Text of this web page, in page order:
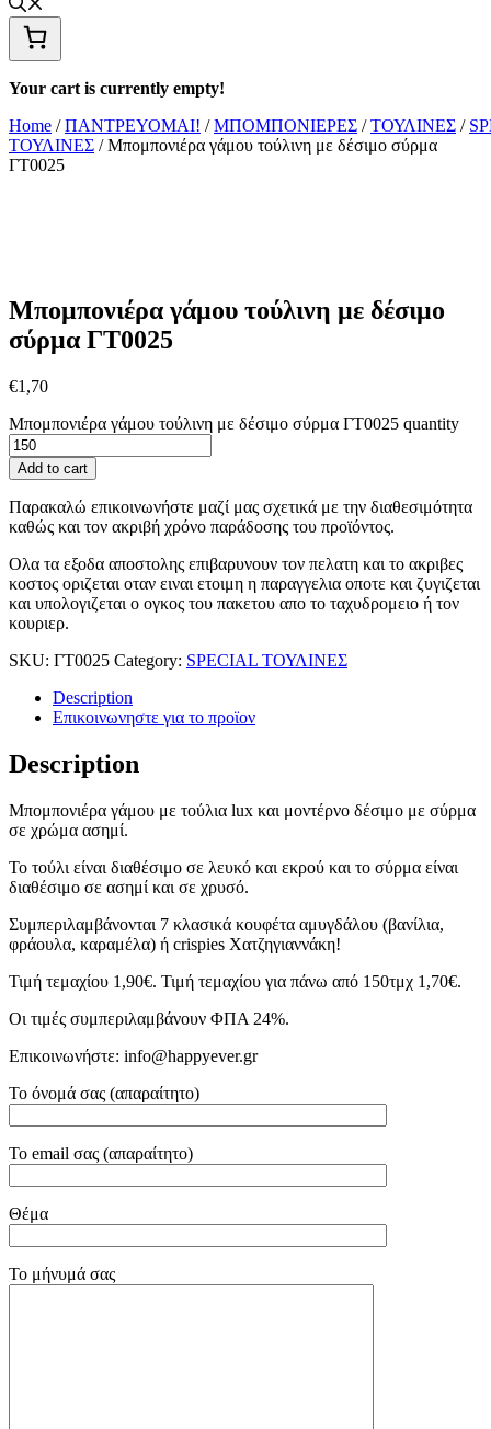
Your cart is currently empty!
Home /ΠΑΝΤΡΕΥΟΜΑΙ! /ΜΠΟΜΠΟΝΙΕΡΕΣ /ΤΟΥΛΙΝΕΣ /
ΤΟΥΛΙΝΕΣ / Μπομπονιέρα γάμου τούλινη με δέσιμο σύρμα
ΓΤ0025
Μπομπονιέρα γάμου τούλινη με δέσιμο
σύρμα ΓΤ0025
€1,70
Μπομπονιέρα γάμου τούλινη με δέσιμο σύρμα ΓΤ0025 quantity
Add to cart
Παρακαλώ επικοινωνήστε μαζί μας σχετικά με την διαθεσιμότητα
καθώς και τον ακριβή χρόνο παράδοσης του προϊόντος.
Ολα τα εξοδα αποστολης επιβαρυνουν τον πελατη και το ακριβες
κοστος οριζεται οταν ειναι ετοιμη η παραγγελια οποτε και ζυγιζεται
και υπολογιζεται ο ογκος του πακετου απο το ταχυδρομειο ή τον
κουριερ.
SKU: ΓΤ0025 Category: SPECIAL ΤΟΥΛΙΝΕΣ
Description
Επικοινωνηστε για το προϊoν
Description
Μπομπονιέρα γάμου με τούλια lux και μοντέρνο δέσιμο με σύρμα
σε χρώμα ασημί.
Το τούλι είναι διαθέσιμο σε λευκό και εκρού και το σύρμα είναι
διαθέσιμο σε ασημί και σε χρυσό.
Συμπεριλαμβάνονται 7 κλασικά κουφέτα αμυγδάλου (βανίλια,
φράουλα, καραμέλα) ή crispies Χατζηγιαννάκη!
Τιμή τεμαχίου 1,90€. Τιμή τεμαχίου για πάνω από 150τμχ 1,70€.
Οι τιμές συμπεριλαμβάνουν ΦΠΑ 24%.
Επικοινωνήστε: info@happyever.gr
Το όνομά σας (απαραίτητο)
Το email σας (απαραίτητο)
Θέμα
Το μήνυμά σας